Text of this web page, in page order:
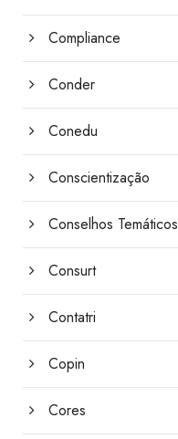
Compliance
Conder
Conedu
Conscientização
Conselhos Temáticos
Consurt
Contatri
Copin
Cores